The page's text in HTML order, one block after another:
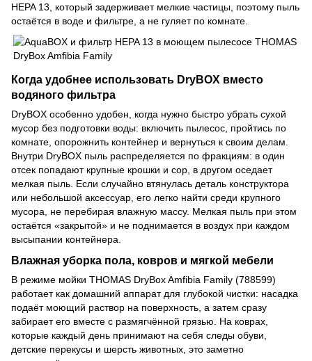
HEPA 13, который задерживает мелкие частицы, поэтому пыль
остаётся в воде и фильтре, а не гуляет по комнате.
Когда удобнее использовать DryBOX вместо
водяного фильтра
DryBOX особенно удобен, когда нужно быстро убрать сухой
мусор без подготовки воды: включить пылесос, пройтись по
комнате, опорожнить контейнер и вернуться к своим делам.
Внутри DryBOX пыль распределяется по фракциям: в один
отсек попадают крупные крошки и сор, в другом оседает
мелкая пыль. Если случайно втянулась деталь конструктора
или небольшой аксессуар, его легко найти среди крупного
мусора, не перебирая влажную массу. Мелкая пыль при этом
остаётся «закрытой» и не поднимается в воздух при каждом
высыпании контейнера.
Влажная уборка пола, ковров и мягкой мебели
В режиме мойки THOMAS DryBox Amfibia Family (788599)
работает как домашний аппарат для глубокой чистки: насадка
подаёт моющий раствор на поверхность, а затем сразу
забирает его вместе с размягчённой грязью. На коврах,
которые каждый день принимают на себя следы обуви,
детские перекусы и шерсть животных, это заметно